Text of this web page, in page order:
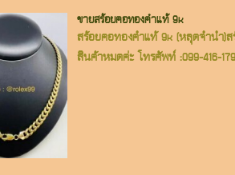
ขายสร้อยคอทองคำแท้ 9k
สร้อยคอทองคำแท้ 9k (หลุดจำนำ)
สินค้าหมดค่ะ โทรศัพท์ :099-416-